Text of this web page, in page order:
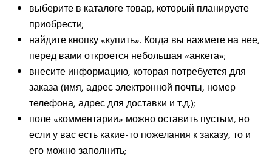
выберите в каталоге товар, который планируете
приобрести;
найдите кнопку «купить». Когда вы нажмете на нее,
перед вами откроется небольшая «анкета»;
внесите информацию, которая потребуется для
заказа (имя, адрес электронной почты, номер
телефона, адрес для доставки и т.д.);
поле «комментарии» можно оставить пустым, но
если у вас есть какие-то пожелания к заказу, то и
его можно заполнить;